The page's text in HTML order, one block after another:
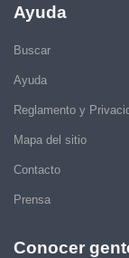
Ayuda
Buscar
Ayuda
Reglamento y
Mapa del sitio
Contacto
Prensa
Conocer